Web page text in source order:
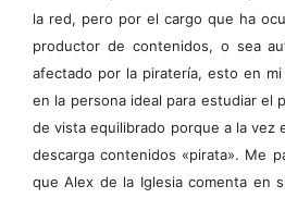
la red, pero por el cargo que ha
productor de contenidos, o sea
afectado por la piratería, esto en
en la persona ideal para estudiar el
de vista equilibrado porque a la vez
descarga contenidos «pirata». Me
que Alex de la Iglesia comenta en